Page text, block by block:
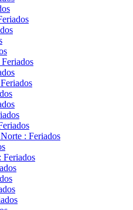
: Feriados
Feriados